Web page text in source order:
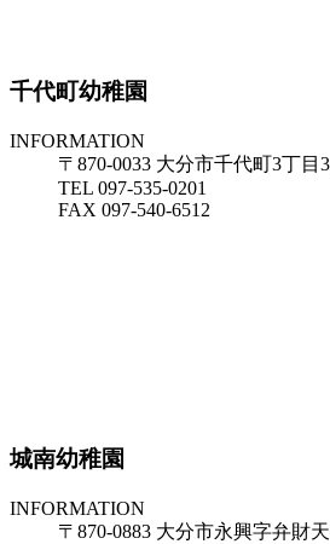
千代町幼稚園
INFORMATION
〒870-0033 大分市千代町3丁目
TEL 097-535-0201
FAX 097-540-6512
城南幼稚園
INFORMATION
〒870-0883 大分市永興字弁財